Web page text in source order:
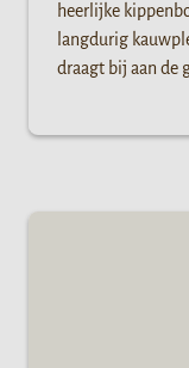
heerlijke
langdurig
draagt bij aan de